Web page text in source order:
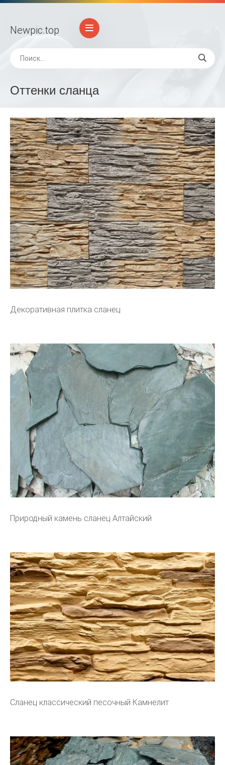
Newpic.top
Оттенки сланца
Декоративная плитка сланец
Природный камень сланец Алтайский
Сланец классический песочный Камнелит